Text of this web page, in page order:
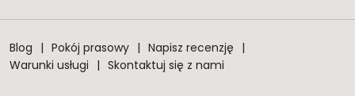
Blog Pokój prasowy
Napisz recenzję
Warunki usługi
Skontaktuj się z nami